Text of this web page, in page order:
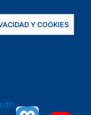
Y COOKIES